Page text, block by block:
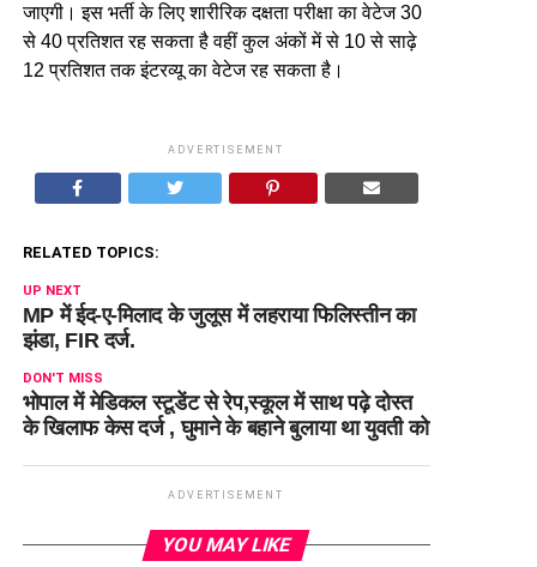
जाएगी। इस भर्ती के लिए शारीरिक दक्षता परीक्षा का वेटेज 30
से 40 प्रतिशत रह सकता है वहीं कुल अंकों में से 10 से साढ़े
12 प्रतिशत तक इंटरव्यू का वेटेज रह सकता है।
ADVERTISEMENT
RELATED TOPICS:
UP NEXT
MP में ईद-ए-मिलाद के जुलूस में लहराया फिलिस्तीन का
झंडा, FIR दर्ज.
DON'T MISS
भोपाल में मेडिकल स्टूडेंट से रेप,स्कूल में साथ पढ़े दोस्त
के खिलाफ केस दर्ज , घुमाने के बहाने बुलाया था युवती को
ADVERTISEMENT
YOU MAY LIKE